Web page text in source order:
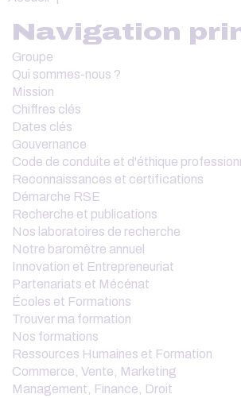
Navigation
Groupe
Qui sommes-nous ?
Mission
Chiffres clés
Dates clés
Gouvernance
Code de conduite et d'éthique
Reconnaissances et certifications
Démarche RSE
Recherche et publications
Nos laboratoires de recherche
Notre baromètre annuel
Innovation et Entrepreneuriat
Partenariats et Mécénat
Écoles et Formations
Trouver ma formation
Nos formations
Ressources Humaines et Formation
Commerce, Vente, Marketing
Management, Finance, Droit